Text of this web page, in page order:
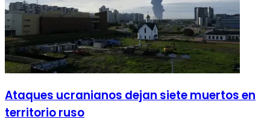
Ataques ucranianos dejan siete muertos en
territorio ruso